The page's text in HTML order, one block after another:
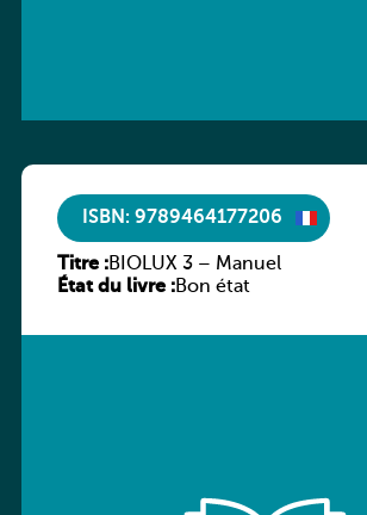
ISBN: 9789464177206
Titre :BIOLUX 3 – Manuel
État du livre :Bon état